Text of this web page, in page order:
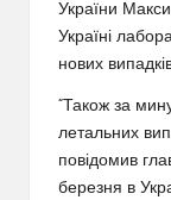
України
Україні
нових
“Також за
летальних
повідомив
березня в